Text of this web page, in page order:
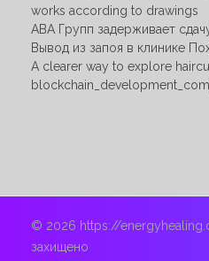
works according to drawings
АВА Групп задерживает
Вывод из запоя в клинике
A clearer way to explore
© 2026 https://
захищено